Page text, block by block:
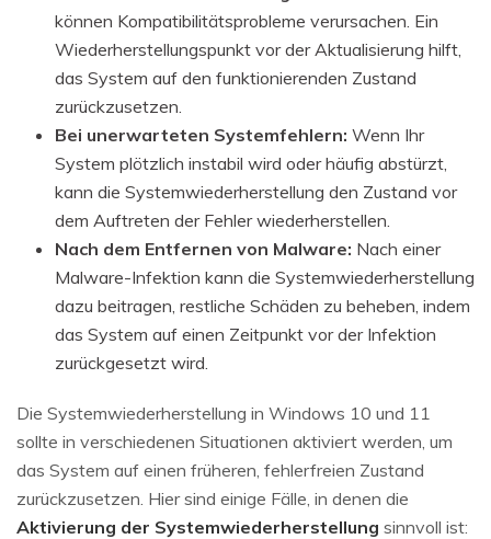
können Kompatibilitätsprobleme verursachen. Ein
Wiederherstellungspunkt vor der Aktualisierung hilft,
das System auf den funktionierenden Zustand
zurückzusetzen.
Bei unerwarteten Systemfehlern: Wenn Ihr
System plötzlich instabil wird oder häufig abstürzt,
kann die Systemwiederherstellung den Zustand vor
dem Auftreten der Fehler wiederherstellen.
Nach dem Entfernen von Malware: Nach einer
Malware-Infektion kann die Systemwiederherstellung
dazu beitragen, restliche Schäden zu beheben, indem
das System auf einen Zeitpunkt vor der Infektion
zurückgesetzt wird.
Die Systemwiederherstellung in Windows 10 und 11
sollte in verschiedenen Situationen aktiviert werden, um
das System auf einen früheren, fehlerfreien Zustand
zurückzusetzen. Hier sind einige Fälle, in denen die
Aktivierung der Systemwiederherstellung sinnvoll ist: